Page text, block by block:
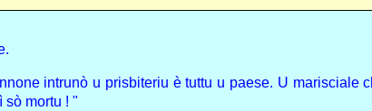
intrunò u prisbiteriu è tuttu u paese. U marisciale
sò mortu ! "